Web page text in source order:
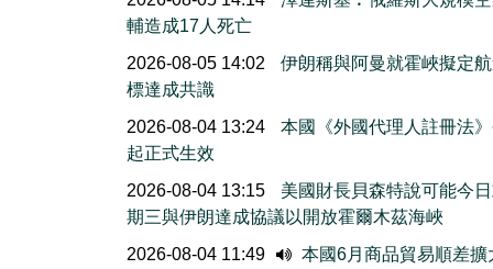
輔造成17人死亡
2026-08-05 14:02
伊朗稱與阿曼就霍峽擬定
標達成共識
2026-08-04 13:24
本國《外國代理人註冊法
起正式生效
2026-08-04 13:15
美國財長貝森特說可能今
期三與伊朗達成協議以開放霍爾木茲海峽
2026-08-04 11:49
本國6月商品貿易順差擴